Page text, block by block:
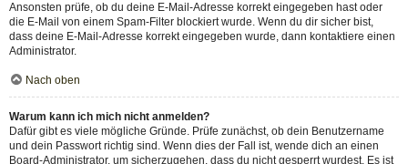
Ansonsten prüfe, ob du deine E-Mail-Adresse korrekt eingegeben hast oder
die E-Mail von einem Spam-Filter blockiert wurde. Wenn du dir sicher bist,
dass deine E-Mail-Adresse korrekt eingegeben wurde, dann kontaktiere einen
Administrator.
Nach oben
Warum kann ich mich nicht anmelden?
Dafür gibt es viele mögliche Gründe. Prüfe zunächst, ob dein Benutzername
und dein Passwort richtig sind. Wenn dies der Fall ist, wende dich an einen
Board-Administrator, um sicherzugehen, dass du nicht gesperrt wurdest. Es ist